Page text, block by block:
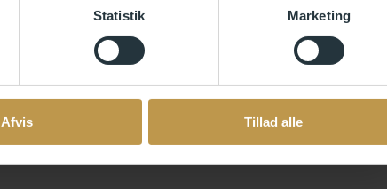
Statistik Marketing
Afvis Tillad alle